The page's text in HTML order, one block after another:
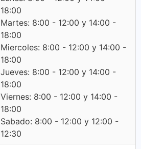
18:00
Martes: 8:00 - 12:00 y 14:00 -
18:00
Miercoles: 8:00 - 12:00 y 14:00 -
18:00
Jueves: 8:00 - 12:00 y 14:00 -
18:00
Viernes: 8:00 - 12:00 y 14:00 -
18:00
Sabado: 8:00 - 12:00 y 12:00 -
12:30